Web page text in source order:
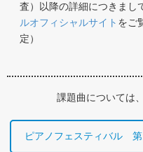
査）以降の詳細につきまし
ルオフィシャルサイト をご
定）
課題曲については
ピアノフェスティバル 第